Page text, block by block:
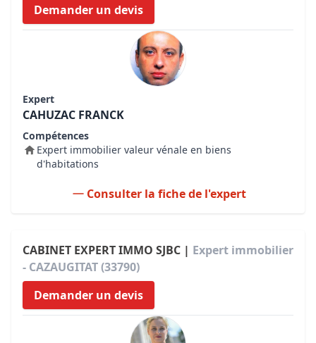
Demander un devis
Expert
CAHUZAC FRANCK
Compétences
Expert immobilier valeur vénale en biens
d'habitations
Consulter la fiche de l'expert
CABINET EXPERT IMMO SJBC | Expert immobilier
- CAZAUGITAT (33790)
Demander un devis